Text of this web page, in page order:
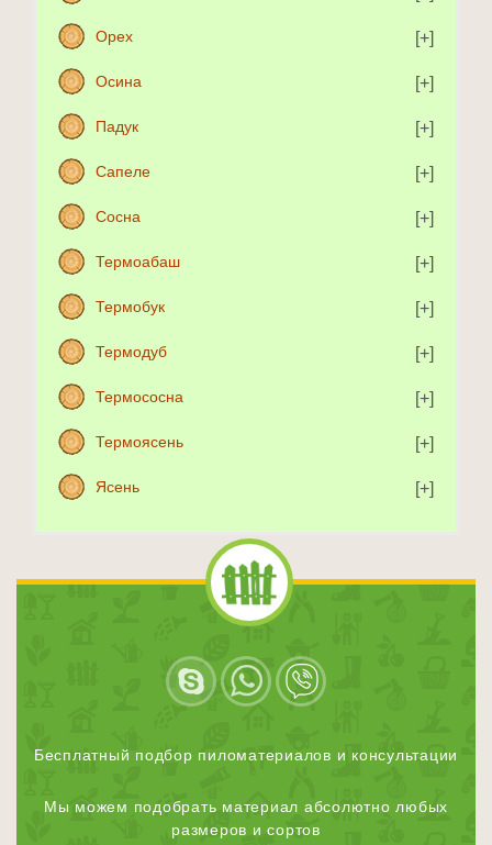
Орех
Осина
Падук
Сапеле
Сосна
Термоабаш
Термобук
Термодуб
Термососна
Термоясень
Ясень
Бесплатный подбор пиломатериалов и консультации
Мы можем подобрать материал абсолютно любых
размеров и сортов